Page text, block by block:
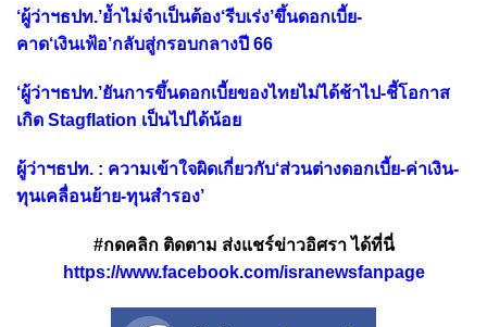
‘ผู้ว่าฯธปท.’ย้ำไม่จำเป็นต้อง‘รีบเร่ง’ขึ้นดอกเบี้ย-
คาด‘เงินเฟ้อ’กลับสู่กรอบกลางปี 66
‘ผู้ว่าฯธปท.’ยันการขึ้นดอกเบี้ยของไทยไม่ได้ช้าไป-ชี้โอกาส
เกิด Stagflation เป็นไปได้น้อย
ผู้ว่าฯธปท. : ความเข้าใจผิดเกี่ยวกับ‘ส่วนต่างดอกเบี้ย-ค่าเงิน-
ทุนเคลื่อนย้าย-ทุนสำรอง’
#กดคลิก ติดตาม ส่งแชร์ข่าวอิศรา ได้ที่นี่
https://www.facebook.com/isranewsfanpage